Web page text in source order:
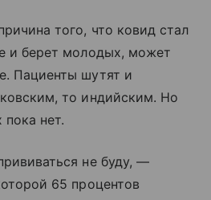
того, что ковид стал
и берет молодых, может
Пациенты шутят и
то индийским. Но
нет.
не буду, —
65 процентов